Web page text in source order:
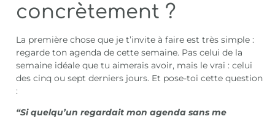
concrètement ?
La première chose que je t’invite à faire est très simple :
regarde ton agenda de cette semaine. Pas celui de la
semaine idéale que tu aimerais avoir, mais le vrai : celui
des cinq ou sept derniers jours. Et pose-toi cette question
:
“Si quelqu’un regardait mon agenda sans me